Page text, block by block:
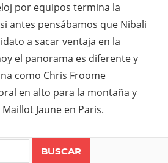
por equipos termina la
antes pensábamos que Nibali
a sacar ventaja en la
el panorama es diferente y
como Chris Froome
en alto para la montaña y
Jaune en Paris.